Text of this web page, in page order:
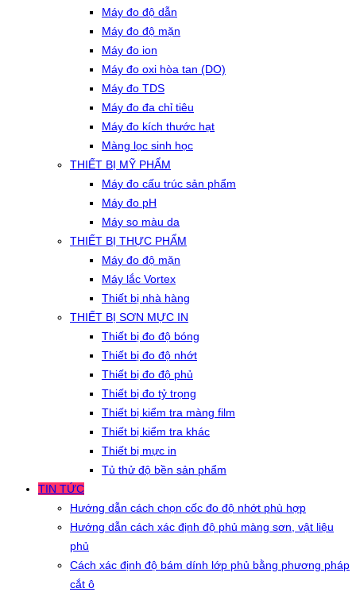
Máy đo độ dẫn
Máy đo độ mặn
Máy đo ion
Máy đo oxi hòa tan (DO)
Máy đo TDS
Máy đo đa chỉ tiêu
Máy đo kích thước hạt
Màng lọc sinh học
THIẾT BỊ MỸ PHẨM
Máy đo cấu trúc sản phẩm
Máy đo pH
Máy so màu da
THIẾT BỊ THỰC PHẨM
Máy đo độ mặn
Máy lắc Vortex
Thiết bị nhà hàng
THIẾT BỊ SƠN MỰC IN
Thiết bị đo độ bóng
Thiết bị đo độ nhớt
Thiết bị đo độ phủ
Thiết bị đo tỷ trọng
Thiết bị kiểm tra màng film
Thiết bị kiểm tra khác
Thiết bị mực in
Tủ thử độ bền sản phẩm
TIN TỨC
Hướng dẫn cách chọn cốc đo độ nhớt phù hợp
Hướng dẫn cách xác định độ phủ màng sơn, vật liệu
phủ
Cách xác định độ bám dính lớp phủ bằng phương pháp
cắt ô